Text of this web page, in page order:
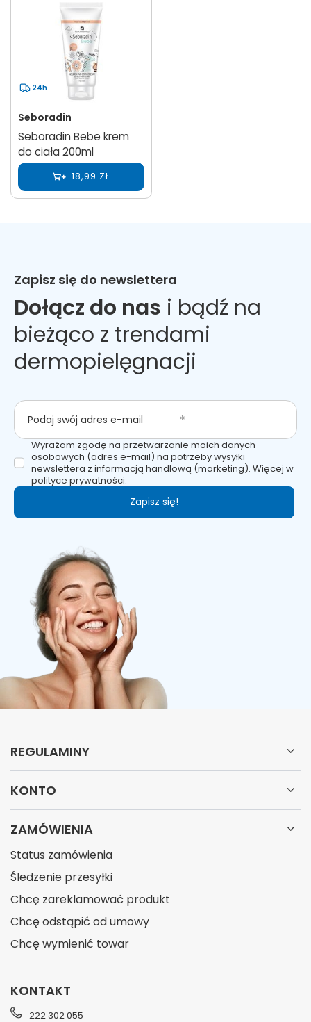
24h
Seboradin
Seboradin Bebe krem
do ciała 200ml
18,99 ZŁ
Zapisz się do newslettera
Dołącz do nas i bądź na
bieżąco z trendami
dermopielęgnacji
Podaj swój adres e-mail
Wyrażam zgodę na przetwarzanie moich danych
osobowych (adres e-mail) na potrzeby wysyłki
newslettera z informacją handlową (marketing). Więcej w
polityce prywatności.
Zapisz się!
REGULAMINY
KONTO
ZAMÓWIENIA
Status zamówienia
Śledzenie przesyłki
Chcę zareklamować produkt
Chcę odstąpić od umowy
Chcę wymienić towar
KONTAKT
222 302 055